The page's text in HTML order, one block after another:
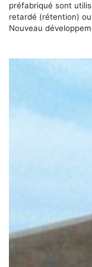
préfabriqué sont
retardé (rétention)
Nouveau